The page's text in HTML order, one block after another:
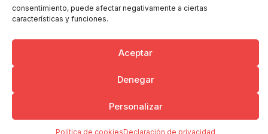
consentimiento, puede afectar negativamente a ciertas
características y funciones.
Aceptar
Denegar
Personalizar
Política de cookiesDeclaración de privacidad